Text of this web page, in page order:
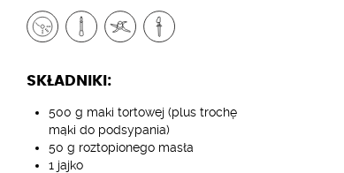
SKŁADNIKI:
500 g maki tortowej (plus trochę
mąki do podsypania)
50 g roztopionego masła
1 jajko